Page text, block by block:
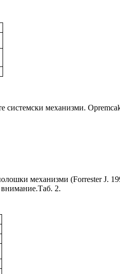
системски механизми.
механизми (Forrester J.
внимание.Таб. 2.